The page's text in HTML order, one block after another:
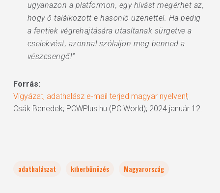
ugyanazon a platformon, egy hívást megérhet az,
hogy ő találkozott-e hasonló üzenettel. Ha pedig
a fentiek végrehajtására utasítanak sürgetve a
cselekvést, azonnal szólaljon meg benned a
vészcsengő!”
Forrás:
Vigyázat, adathalász e-mail terjed magyar nyelven!;
Csák Benedek; PCWPlus.hu (PC World); 2024 január 12.
adathalászat kiberbűnözés Magyarország